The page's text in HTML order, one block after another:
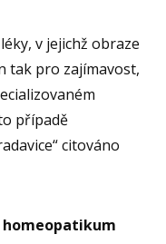
v jejichž obraze
tak pro zajímavost,
případě
citováno
homeopatikum